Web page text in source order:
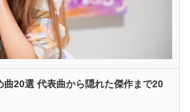
曲20選 代表曲から隠れた傑作まで20